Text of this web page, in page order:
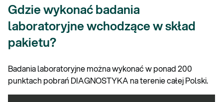
Gdzie wykonać badania
laboratoryjne wchodzące w skład
pakietu?
Badania laboratoryjne można wykonać w ponad 200
punktach pobrań DIAGNOSTYKA na terenie całej Polski.